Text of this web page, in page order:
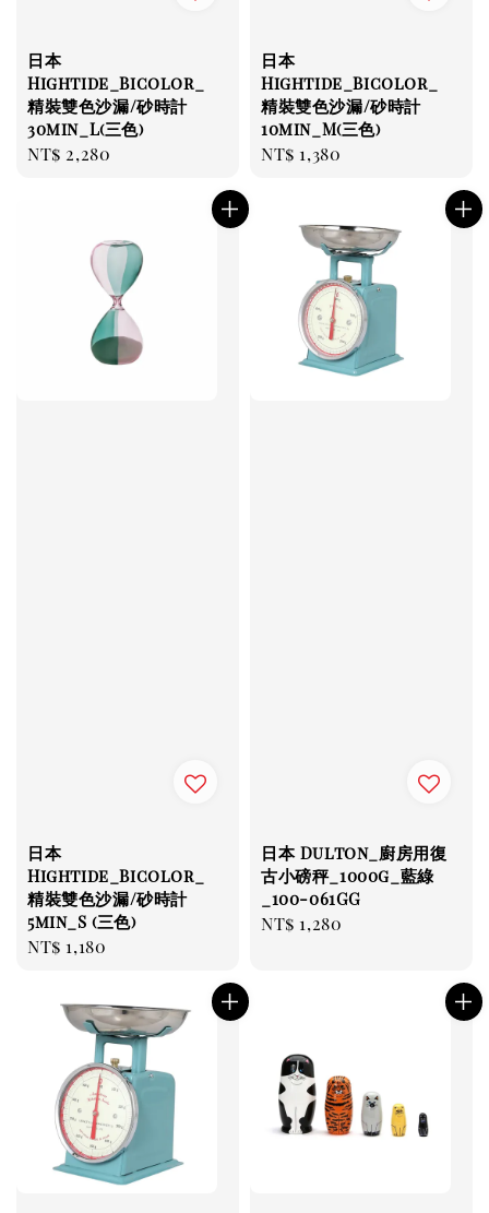
日本
Hightide_Bicolor_
精裝雙色沙漏/砂時計
30min_L(三色)
Regular
NT$ 2,280
日本
Hightide_Bicolor_
精裝雙色沙漏/砂時計
10min_M(三色)
Regular
NT$ 1,380
日本
Hightide_Bicolor_
精裝雙色沙漏/砂時計
5min_S (三色)
Regular
NT$ 1,180
日本 Dulton_廚房用復
古小磅秤_1000g_藍綠
_100-061GG
Regular
NT$ 1,280